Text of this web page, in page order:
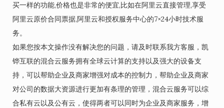
买一样的功能,价格也是非常的便宜,比如在阿里云直接管理,享受
阿里云原价合同票据,阿里云和授权服务中心的7×24小时技术服
务。
如果您按本文操作没有解决您的问题，请及时联系我方客服，凯
铧互联的混合云服务拥有全球云计算的支持以及强大的设备支
持，可以帮助企业及商家增强对成本的控制力，帮助企业及商家
对公司的数据大资源进行更加有条理的管理，混合云服务可以综
合私有云以及公有云，使得两者可以同时为企业及商家服务，增